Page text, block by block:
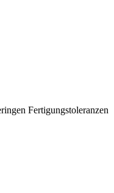
Fertigungstoleranzen